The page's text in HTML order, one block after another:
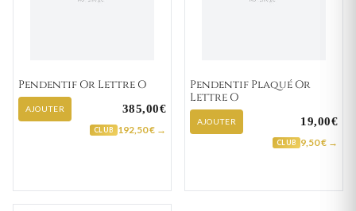
Pendentif Or Lettre O
AJOUTER 385,00€
CLUB 192,50 € →
Pendentif Plaqué Or
Lettre O
AJOUTER 19,00€
CLUB 9,50 € →